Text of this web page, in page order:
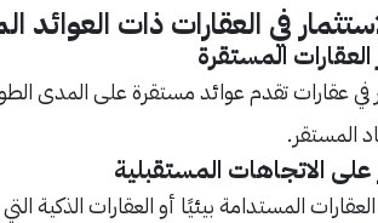
في العقارات ذات العوائد
العقارات المستقرة
في عقارات تقدم عوائد مستقرة على المدى
المستقر.
على الاتجاهات المستقبلية
المستدامة بيئيًا أو العقارات الذكية